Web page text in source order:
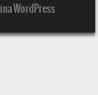
WordPress